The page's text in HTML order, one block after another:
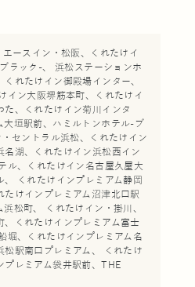
ースイン・松阪、くれたけイ
ラック-、 浜松ステーションホ
れたけイン御殿場インター、
イン大阪堺筋本町、くれたけイ
た、くれたけイン菊川インタ
大垣駅前、ハミルトンホテル-ブ
セントラル浜松、くれたけイン
湖、くれたけイン浜松西イン
ル、くれたけイン名古屋久屋大
くれたけインプレミアム静岡
けインプレミアム沼津北口駅
松町、 くれたけイン・掛川、
、くれたけインプレミアム富士
堀、くれたけインプレミアム名
駅南口プレミアム、 くれたけ
プレミアム袋井駅前、THE